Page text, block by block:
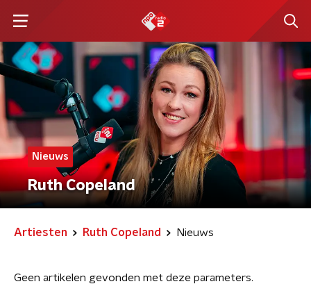
Nieuws
Ruth Copeland
Artiesten Ruth Copeland Nieuws
Geen artikelen gevonden met deze parameters.